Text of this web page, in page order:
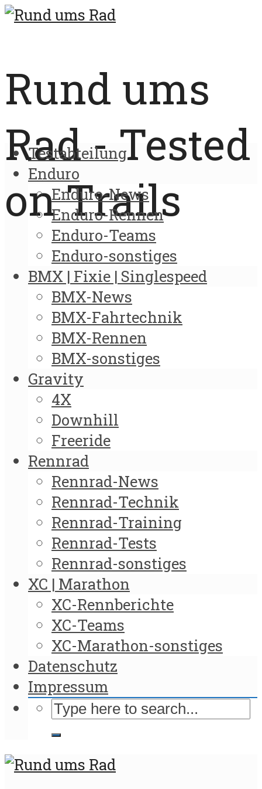
Rund ums
Rad - Tested
on Trails
Testabteilung
Enduro
Enduro-News
Enduro-Rennen
Enduro-Teams
Enduro-sonstiges
BMX | Fixie | Singlespeed
BMX-News
BMX-Fahrtechnik
BMX-Rennen
BMX-sonstiges
Gravity
4X
Downhill
Freeride
Rennrad
Rennrad-News
Rennrad-Technik
Rennrad-Training
Rennrad-Tests
Rennrad-sonstiges
XC | Marathon
XC-Rennberichte
XC-Teams
XC-Marathon-sonstiges
Datenschutz
Impressum